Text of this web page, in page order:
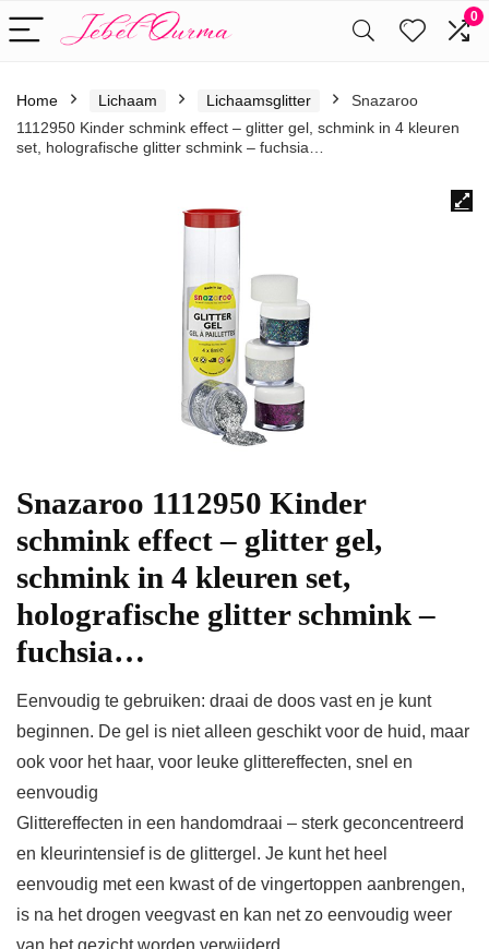
0
Home Lichaam Lichaamsglitter
Snazaroo
1112950 Kinder schmink effect – glitter gel, schmink in 4 kleuren
set, holografische glitter schmink – fuchsia…
Snazaroo 1112950 Kinder
schmink effect – glitter gel,
schmink in 4 kleuren set,
holografische glitter schmink –
fuchsia…
Eenvoudig te gebruiken: draai de doos vast en je kunt
beginnen. De gel is niet alleen geschikt voor de huid, maar
ook voor het haar, voor leuke glittereffecten, snel en
eenvoudig
Glittereffecten in een handomdraai – sterk geconcentreerd
en kleurintensief is de glittergel. Je kunt het heel
eenvoudig met een kwast of de vingertoppen aanbrengen,
is na het drogen veegvast en kan net zo eenvoudig weer
van het gezicht worden verwijderd